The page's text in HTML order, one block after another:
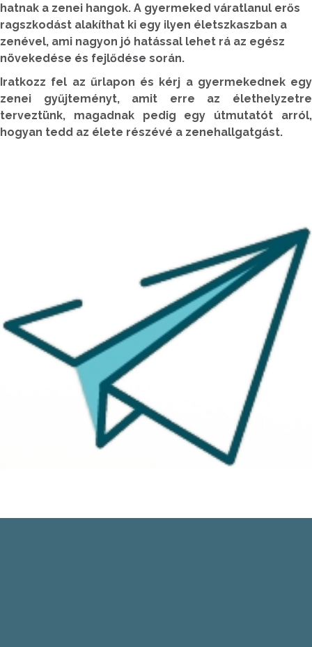
hatnak a zenei hangok. A gyermeked váratlanul erős
ragszkodást alakíthat ki egy ilyen életszkaszban a
zenével, ami nagyon jó hatással lehet rá az egész
növekedése és fejlődése során.
Iratkozz fel az űrlapon és kérj a gyermekednek egy
zenei gyűjteményt, amit erre az élethelyzetre
terveztünk, magadnak pedig egy útmutatót arról,
hogyan tedd az élete részévé a zenehallgatgást.